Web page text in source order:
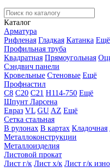
Каталог
Арматура
Рифленая Гладкая Катанка Ещё
Профильная труба
Квадратная Прямоугольная
Сэндвич панели
Кровельные Стеновые Ещё
Профнастил
С8 С20 С21 Н114-750 Ещё
Шпунт Ларсена
Евраз VL GU AZ Ещё
Сетка стальная
В рулонах В картах Кладочная
Металлоконструкции
Металлоизделия
Листовой прокат
Лист г/к Лист х/к Лист г/к